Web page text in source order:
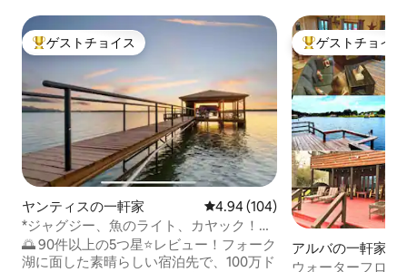
大好評のゲストチョイスです。
ゲストチョイス
ヤンティスの一軒家 レビュー104件、5つ星中4.94つ
4.94 (104)
*ジャグジー、魚のライト、カヤック！ピ
ッチンスキップ・ハイドウェイ！
🌅 90件以上の5つ星⭐️レビュー！フォーク
湖に面した素晴らしい宿泊先で、100万ド
大好評のゲスト
ゲストチョイス
アルバの一軒家
ウォーターフロン